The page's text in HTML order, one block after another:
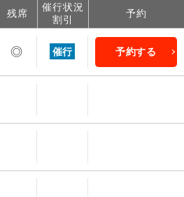
残席
催行状況
割引
予約
◎ 催行 予約する